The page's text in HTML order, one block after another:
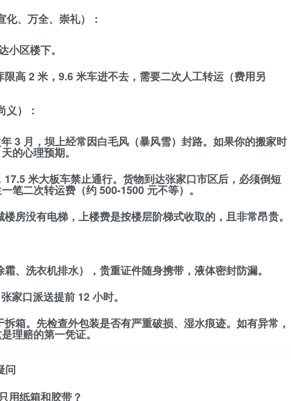
、万全、崇礼）：
小区楼下。
限高 2 米，9.6 米车进不去，需要二次人工转运（费用另
）：
3 月，坝上经常因白毛风（暴风雪）封路。如果你的搬家时
的心理预期。
米大板车禁止通行。货物到达张家口市区后，必须倒短
笔二次转运费 （约 500-1500 元不等）。
房没有电梯，上楼费是按楼层阶梯式收取的，且非常昂贵。
、洗衣机排水），贵重证件随身携带，液体密封防漏。
家口派送提前 12 小时。
拆箱。先检查外包装是否有严重破损、湿水痕迹。如有异常，
理赔的第一凭证。
问
用纸箱和胶带？